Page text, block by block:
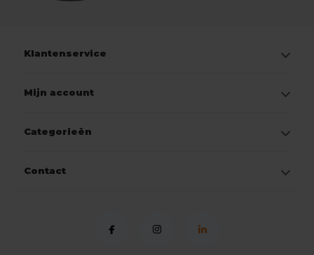
Klantenservice
Mijn account
Categorieën
Contact